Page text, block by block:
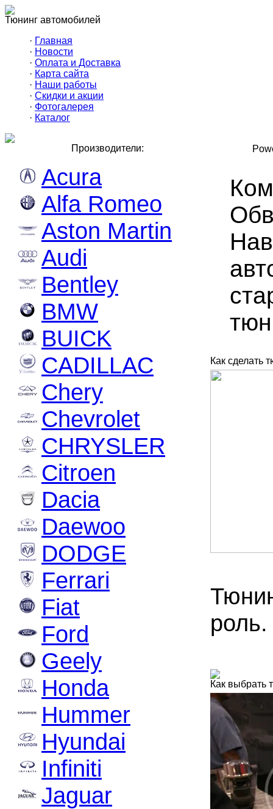
Тюнинг автомобилей
· Главная
· Новости
· Оплата и Доставка
· Карта сайта
· Наши работы
· Скидки и акции
· Фотогалерея
· Каталог
Производители:
Acura
Alfa Romeo
Aston Martin
Audi
Bentley
BMW
BUICK
CADILLAC
Chery
Chevrolet
CHRYSLER
Citroen
Dacia
Daewoo
DODGE
Ferrari
Fiat
Ford
Geely
Honda
Hummer
Hyundai
Infiniti
Jaguar
Как сделать
роль.
Как выбрать